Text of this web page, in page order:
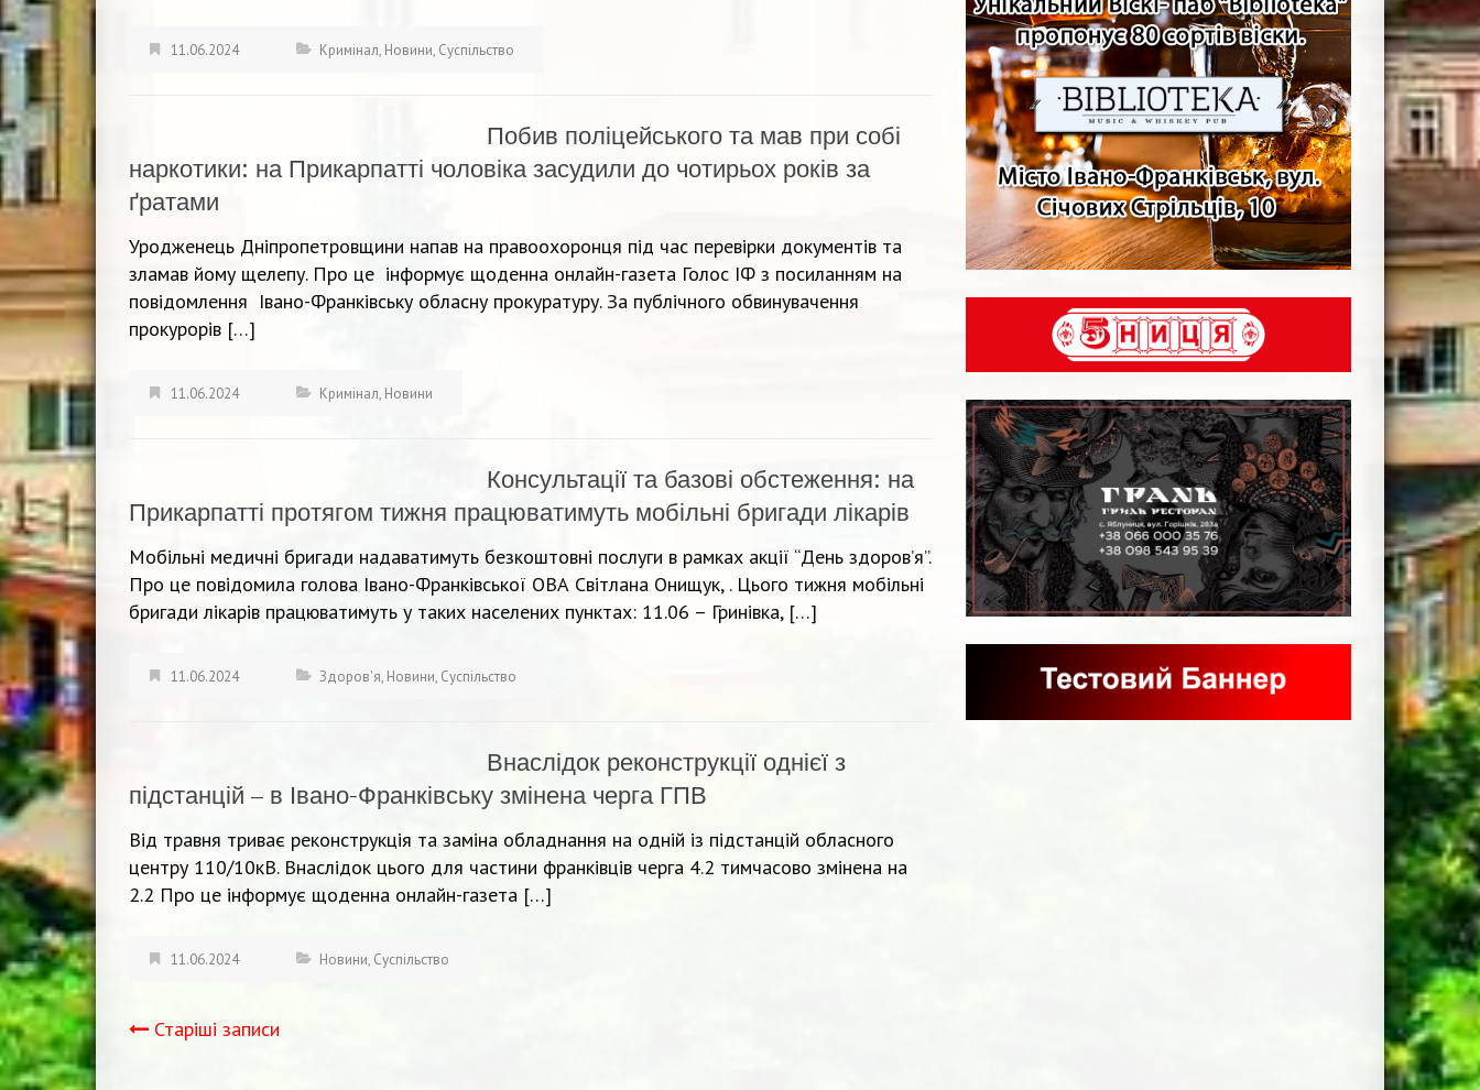
11.06.2024 Кримінал, Новини, Суспільство
Побив поліцейського та мав при собі
наркотики: на Прикарпатті чоловіка засудили до чотирьох років за
ґратами
Уродженець Дніпропетровщини напав на правоохоронця під час перевірки документів та
зламав йому щелепу. Про це інформує щоденна онлайн-газета Голос ІФ з посиланням на
повідомлення Івано-Франківську обласну прокуратуру. За публічного обвинувачення
прокурорів […]
11.06.2024 Кримінал, Новини
Консультації та базові обстеження: на
Прикарпатті протягом тижня працюватимуть мобільні бригади лікарів
Мобільні медичні бригади надаватимуть безкоштовні послуги в рамках акції “День здоров’я”.
Про це повідомила голова Івано-Франківської ОВА Світлана Онищук, . Цього тижня мобільні
бригади лікарів працюватимуть у таких населених пунктах: 11.06 – Гринівка, […]
11.06.2024 Здоров'я, Новини, Суспільство
Внаслідок реконструкції однієї з
підстанцій – в Івано-Франківську змінена черга ГПВ
Від травня триває реконструкція та заміна обладнання на одній із підстанцій обласного
центру 110/10кВ. Внаслідок цього для частини франківців черга 4.2 тимчасово змінена на
2.2 Про це інформує щоденна онлайн-газета […]
11.06.2024 Новини, Суспільство
Навігація
Старіші записи